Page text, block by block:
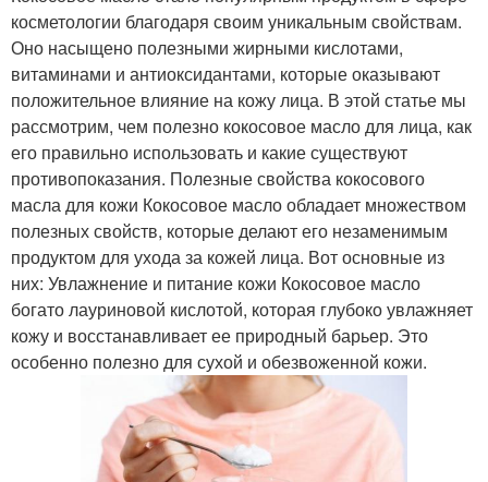
косметологии благодаря своим уникальным свойствам.
Оно насыщено полезными жирными кислотами,
витаминами и антиоксидантами, которые оказывают
положительное влияние на кожу лица. В этой статье мы
рассмотрим, чем полезно кокосовое масло для лица, как
его правильно использовать и какие существуют
противопоказания. Полезные свойства кокосового
масла для кожи Кокосовое масло обладает множеством
полезных свойств, которые делают его незаменимым
продуктом для ухода за кожей лица. Вот основные из
них: Увлажнение и питание кожи Кокосовое масло
богато лауриновой кислотой, которая глубоко увлажняет
кожу и восстанавливает ее природный барьер. Это
особенно полезно для сухой и обезвоженной кожи.